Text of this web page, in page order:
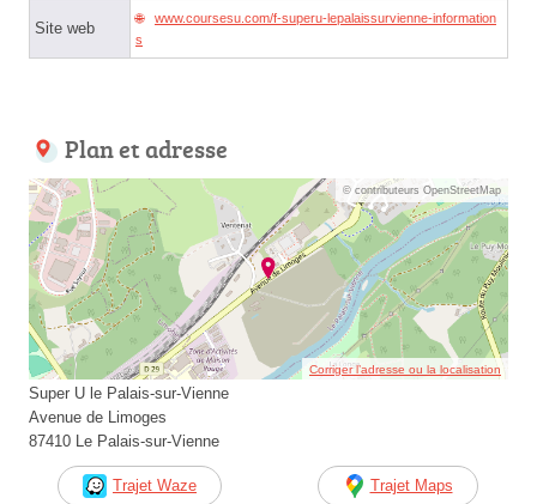
Site web
www.coursesu.com/f-superu-lepalaissurvienne-information
s
Plan et adresse
© contributeurs OpenStreetMap
Corriger l’adresse ou la localisation
Super U le Palais-sur-Vienne
Avenue de Limoges
87410 Le Palais-sur-Vienne
Trajet Waze Trajet Maps